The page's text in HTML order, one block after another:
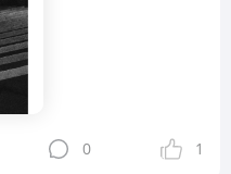
0 1